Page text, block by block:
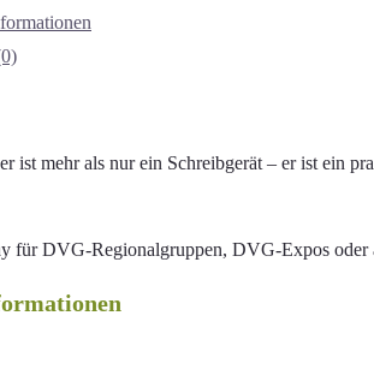
ist mehr als nur ein Schreibgerät – er ist ein
für DVG-Regionalgruppen, DVG-Expos